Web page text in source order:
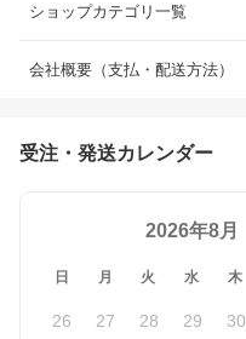
ショップカテゴリ一覧
会社概要（支払・配送方法）
受注・発送カレンダー
2026年8月
日 月 火 水 木
26 27 28 29 30